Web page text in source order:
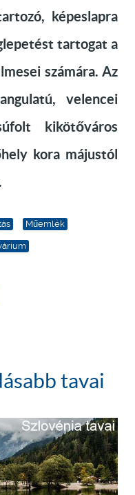
képeslapra
tartogat a
számára. Az
velencei
kikötőváros
kora májustól
Műemlék
tavai